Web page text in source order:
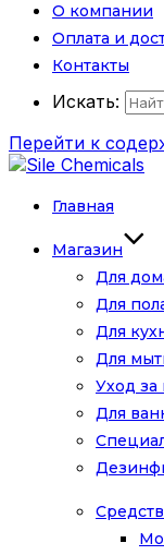
О компании
Оплата и
Контакты
Искать:
Перейти к
Главная
Магазин
Для
Для
Для
Для
Уход
Для